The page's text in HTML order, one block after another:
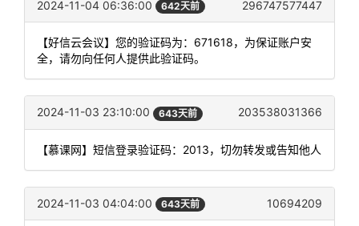
2024-11-04 06:36:00 642天前 296747577447
【好信云会议】您的验证码为：671618，为保证账户安
全，请勿向任何人提供此验证码。
2024-11-03 23:10:00 643天前 203538031366
【慕课网】短信登录验证码：2013，切勿转发或告知他人
2024-11-03 04:04:00 643天前 10694209